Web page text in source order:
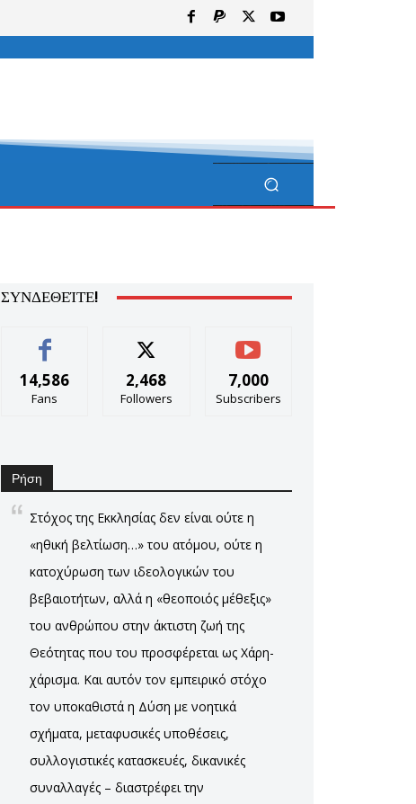
ΣΥΝΔΕΘΕΊΤΕ!
14,586
Fans
2,468
Followers
7,000
Subscribers
Ρήση
Στόχος της Εκκλησίας δεν είναι ούτε η
«ηθική βελτίωση…» του ατόμου, ούτε η
κατοχύρωση των ιδεολογικών του
βεβαιοτήτων, αλλά η «θεοποιός μέθεξις»
του ανθρώπου στην άκτιστη ζωή της
Θεότητας που του προσφέρεται ως Χάρη-
χάρισμα. Και αυτόν τον εμπειρικό στόχο
τον υποκαθιστά η Δύση με νοητικά
σχήματα, μεταφυσικές υποθέσεις,
συλλογιστικές κατασκευές, δικανικές
συναλλαγές – διαστρέφει την